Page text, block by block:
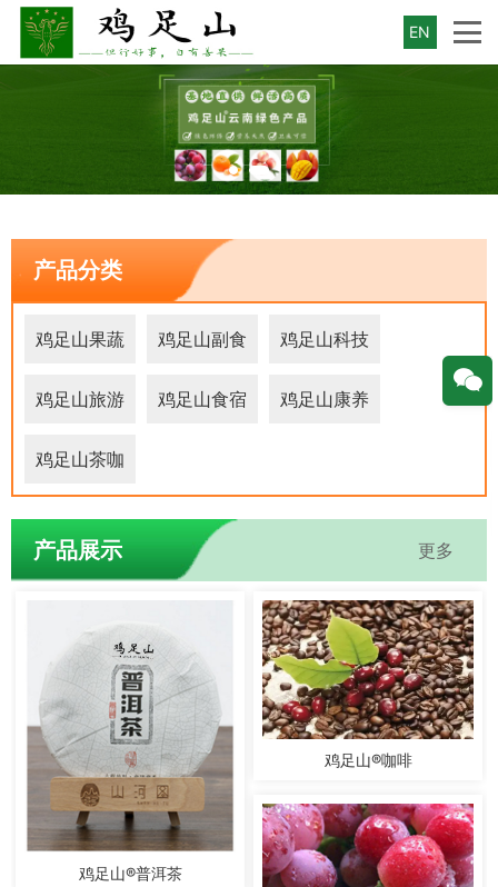
EN
产品分类
鸡足山果蔬 鸡足山副食 鸡足山科技
鸡足山旅游 鸡足山食宿 鸡足山康养
鸡足山茶咖
产品展示 更多
鸡足山®普洱茶
鸡足山®咖啡